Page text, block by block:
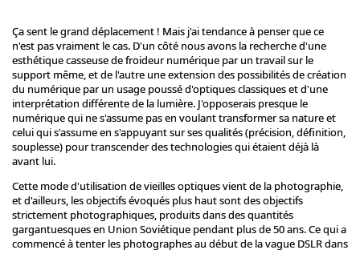
Ça sent le grand déplacement ! Mais j'ai tendance à penser que ce
n'est pas vraiment le cas. D'un côté nous avons la recherche d'une
esthétique casseuse de froideur numérique par un travail sur le
support même, et de l'autre une extension des possibilités de création
du numérique par un usage poussé d'optiques classiques et d'une
interprétation différente de la lumière. J'opposerais presque le
numérique qui ne s'assume pas en voulant transformer sa nature et
celui qui s'assume en s'appuyant sur ses qualités (précision, définition,
souplesse) pour transcender des technologies qui étaient déjà là
avant lui.
Cette mode d'utilisation de vieilles optiques vient de la photographie,
et d'ailleurs, les objectifs évoqués plus haut sont des objectifs
strictement photographiques, produits dans des quantités
gargantuesques en Union Soviétique pendant plus de 50 ans. Ce qui a
commencé à tenter les photographes au début de la vague DSLR dans